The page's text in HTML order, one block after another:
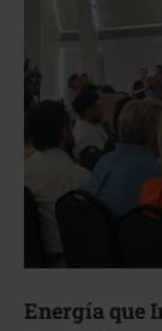
Energía que